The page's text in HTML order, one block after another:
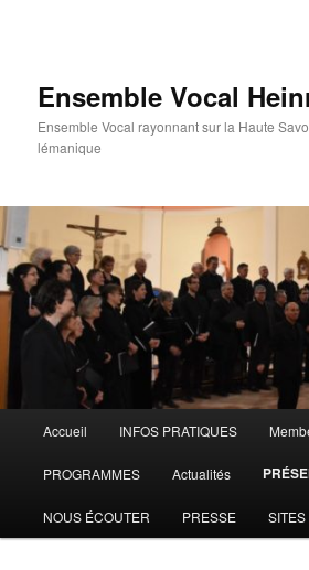
Ensemble Vocal
Ensemble Vocal rayonnant sur la Haute
lémanique
principal
Accueil INFOS PRATIQUES
PROGRAMMES Actualités
NOUS ÉCOUTER PRESSE